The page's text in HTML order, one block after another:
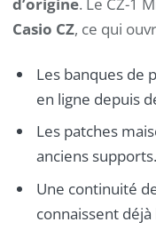
Casio CZ, ce qui
Les banques de
en ligne depuis
Les patches
anciens supports.
Une continuité
connaissent déjà